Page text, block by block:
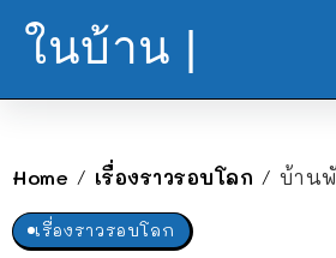
ในบ้าน |
Home / เรื่องราวรอบโลก / บ้านพักตากอากาศขนา
เรื่องราวรอบโลก